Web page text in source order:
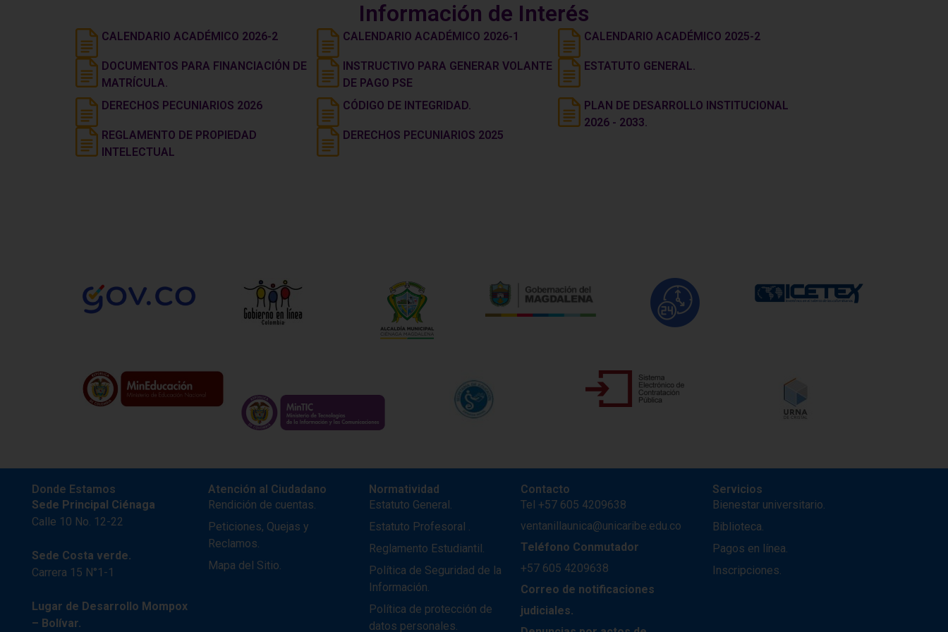
Información de Interés
CALENDARIO ACADÉMICO 2026-2 CALENDARIO ACADÉMICO 2026-1 CALENDARIO ACADÉMICO 2025-2
DOCUMENTOS PARA FINANCIACIÓN DE
MATRÍCULA.
INSTRUCTIVO PARA GENERAR VOLANTE
DE PAGO PSE
ESTATUTO GENERAL.
DERECHOS PECUNIARIOS 2026
REGLAMENTO DE PROPIEDAD
INTELECTUAL
CÓDIGO DE INTEGRIDAD.
DERECHOS PECUNIARIOS 2025
PLAN DE DESARROLLO INSTITUCIONAL
2026 - 2033.
Donde Estamos
Sede Principal Ciénaga
Calle 10 No. 12-22
Sede Costa verde.
Carrera 15 N°1-1
Lugar de Desarrollo Mompox
– Bolívar.
Atención al Ciudadano
Rendición de cuentas.
Peticiones, Quejas y
Reclamos.
Mapa del Sitio.
Normatividad
Estatuto General.
Estatuto Profesoral .
Reglamento Estudiantil.
Política de Seguridad de la
Información.
Política de protección de
datos personales.
Contacto
Tel +57 605 4209638
ventanillaunica@unicaribe.edu.co
Teléfono Conmutador
+57 605 4209638
Correo de notificaciones
judiciales.
Servicios
Bienestar universitario.
Biblioteca.
Pagos en línea.
Inscripciones.